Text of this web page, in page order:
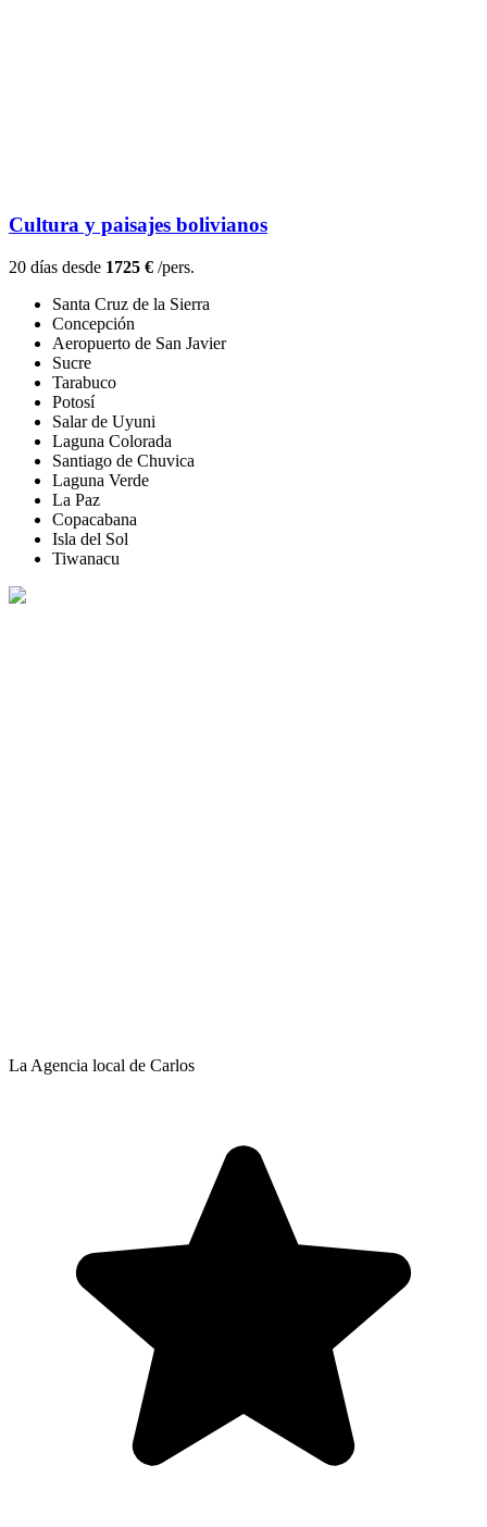
Cultura y paisajes bolivianos
20 días desde 1725 € /pers.
Santa Cruz de la Sierra
Concepción
Aeropuerto de San Javier
Sucre
Tarabuco
Potosí
Salar de Uyuni
Laguna Colorada
Santiago de Chuvica
Laguna Verde
La Paz
Copacabana
Isla del Sol
Tiwanacu
La Agencia local de Carlos